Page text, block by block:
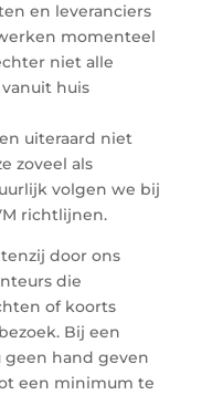
en leveranciers
momenteel
niet alle
huis
uiteraard niet
zoveel als
volgen we bij
richtlijnen.
door ons
die
of koorts
Bij een
hand geven
een minimum te